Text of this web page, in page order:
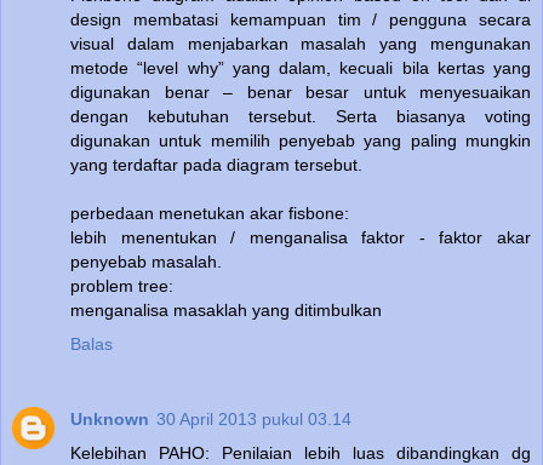
design membatasi kemampuan tim / pengguna secara
visual dalam menjabarkan masalah yang mengunakan
metode “level why” yang dalam, kecuali bila kertas yang
digunakan benar – benar besar untuk menyesuaikan
dengan kebutuhan tersebut. Serta biasanya voting
digunakan untuk memilih penyebab yang paling mungkin
yang terdaftar pada diagram tersebut.
perbedaan menetukan akar fisbone:
lebih menentukan / menganalisa faktor - faktor akar
penyebab masalah.
problem tree:
menganalisa masaklah yang ditimbulkan
Balas
Unknown 30 April 2013 pukul 03.14
Kelebihan PAHO: Penilaian lebih luas dibandingkan dg